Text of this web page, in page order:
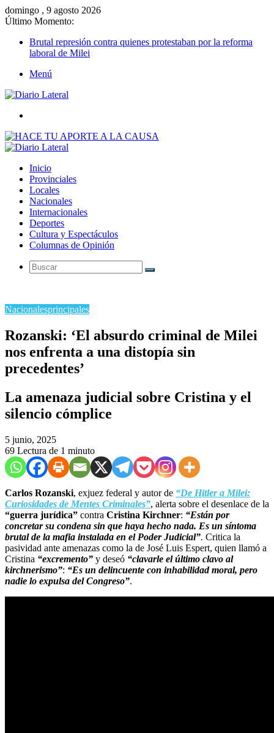
domingo , 9 agosto 2026
Último Momento:
Brutal represión contra quienes protestaban por la reforma
laboral de Milei
Menú
Inicio
Provinciales
Locales
Nacionales
Internacionales
Deportes
Cultura y Espectáculos
Columnas de Opinión
Buscar
Nacionalesprincipales
Rozanski: ‘El absurdo criminal de Milei
nos enfrenta a una distopía sin
precedentes’
La amenaza judicial sobre Cristina y el
silencio cómplice
5 junio, 2025
69 Lectura de 1 minuto
Carlos Rozanski, exjuez federal y autor de “De Hitler a Milei:
Curiosidades de Mentes Criminales”, alerta sobre el desenlace de la
“guerra jurídica” contra Cristina Kirchner: “Están por
concretar su condena sin que haya hecho nada. Es un síntoma
brutal de la mafia instalada en el Poder Judicial”. Critica la
pasividad ante amenazas como la de José Luis Espert, quien llamó a
Cristina “excremento” y deseó “clavarle el último clavo al
kirchnerismo”: “Es un delincuente con inhabilidad moral, pero
nadie lo expulsa del Congreso”.